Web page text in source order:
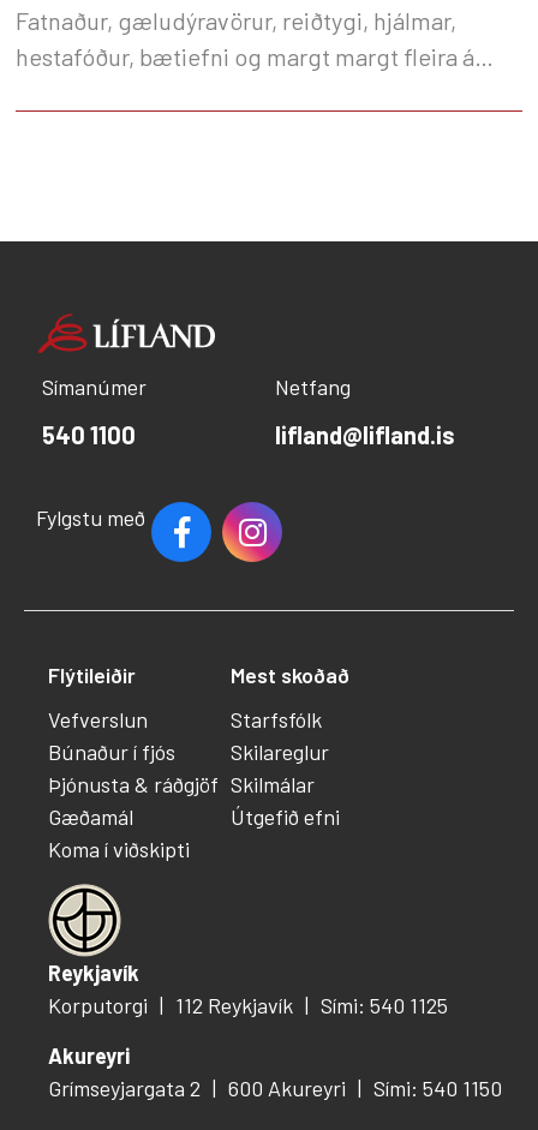
Fatnaður, gæludýravörur, reiðtygi, hjálmar,
hestafóður, bætiefni og margt margt fleira á
Símanúmer
540 1100
Netfang
lifland@lifland.is
Fylgstu með
Reykjavík
Korputorgi
112 Reykjavík
Sími: 540 1125
Akureyri
Grímseyjargata 2
600 Akureyri
Sími: 540 1150
Flýtileiðir
Vefverslun
Búnaður í fjós
Þjónusta & ráðgjöf
Gæðamál
Koma í viðskipti
Mest skoðað
Starfsfólk
Skilareglur
Skilmálar
Útgefið efni